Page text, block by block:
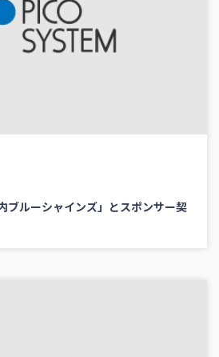
ブルーシャインズ」とスポンサー契